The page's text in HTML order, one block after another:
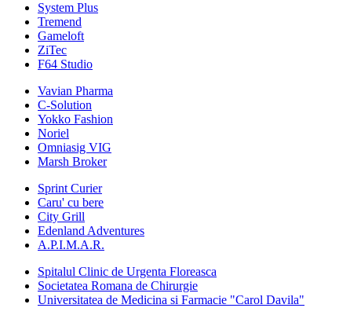
System Plus
Tremend
Gameloft
ZiTec
F64 Studio
Vavian Pharma
C-Solution
Yokko Fashion
Noriel
Omniasig VIG
Marsh Broker
Sprint Curier
Caru' cu bere
City Grill
Edenland Adventures
A.P.I.M.A.R.
Spitalul Clinic de Urgenta Floreasca
Societatea Romana de Chirurgie
Universitatea de Medicina si Farmacie "Carol Davila"